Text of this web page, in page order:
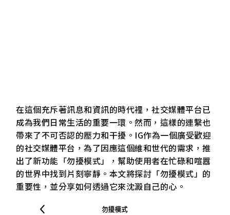
在這個充斥著訊息和資訊的時代裡，社交媒體平台已
成為我們日常生活的重要一環。然而，這樣的連繫也
帶來了不可否認的壓力和干擾。IG作為一個廣受歡迎
的社交媒體平台，為了因應這個維和世代的需求，推
出了新功能「勿擾模式」，幫助使用者在忙碌和喧囂
的世界中找到片刻寧靜。本文將探討「勿擾模式」的
重要性，並分享如何透過它來沈澱自己的心。